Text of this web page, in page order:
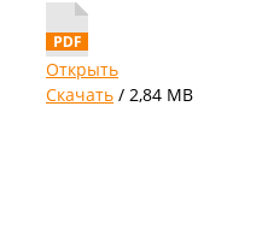
Открыть
Скачать / 2,84 MB